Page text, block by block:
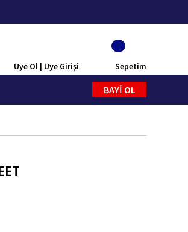
Üye Ol | Üye Girişi Sepetim
BAYİ OL